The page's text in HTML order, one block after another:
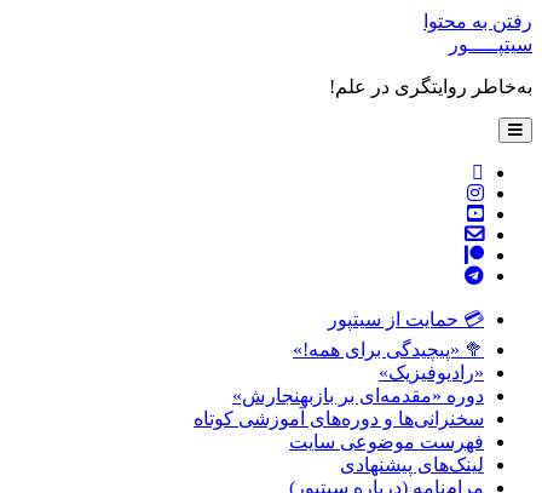
رفتن به محتوا
سیتپـــــور
به‌خاطر روایتگری در علم!
باز
کردن
فهرست
instagram
youtube
پست
telegram
💳 حمایت از سیتپور
🥦 «پیچیدگی برای همه!»
«رادیوفیزیک»
دوره «مقدمه‌ای بر بازبهنجارش»
سخنرانی‌ها و دوره‌های آموزشی کوتاه
فهرست موضوعی سایت
لینک‌های پیشنهادی
مرام‌نامه (درباره سیتپور)